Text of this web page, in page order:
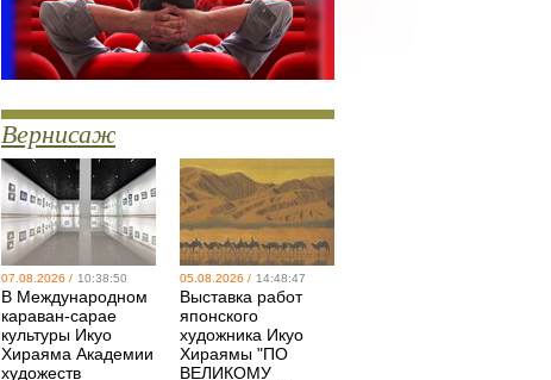
Вернисаж
07.08.2026 / 10:38:50
В Международном
караван-сарае
культуры Икуо
Хираяма Академии
художеств
05.08.2026 / 14:48:47
Выставка работ
японского
художника Икуо
Хираямы "ПО
ВЕЛИКОМУ